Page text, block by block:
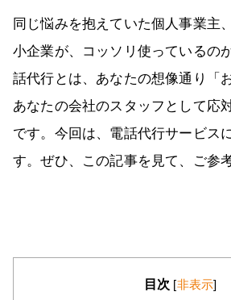
同じ悩みを抱えていた個人事業主
小企業が、コッソリ使っているの
話代行とは、あなたの想像通り「
あなたの会社のスタッフとして応
です。今回は、電話代行サービス
す。ぜひ、この記事を見て、ご参
目次 [非表示]